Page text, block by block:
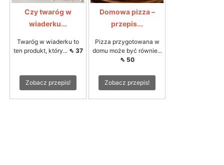
Czy twaróg w
wiaderku...
Twaróg w wiaderku to
ten produkt, który... ⇖ 37
Zobacz przepis!
Domowa pizza –
przepis...
Pizza przygotowana w
domu może być równie...
⇖ 50
Zobacz przepis!